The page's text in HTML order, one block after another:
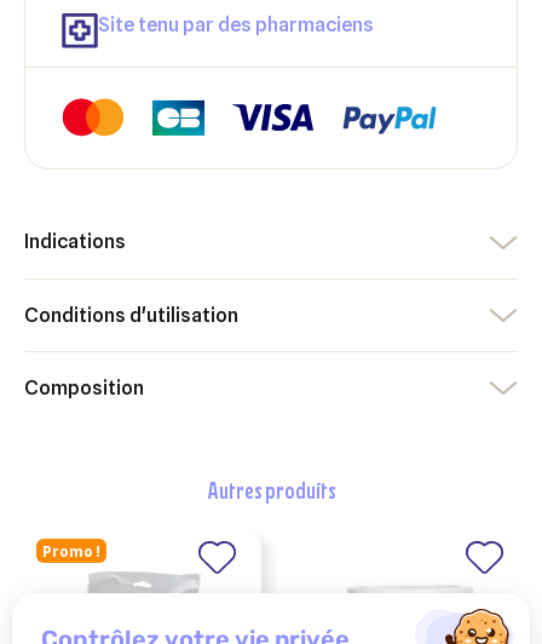
Site tenu par des pharmaciens
Indications
Conditions d'utilisation
Composition
autres produits
Promo !
Créer une nouvelle liste
Annuler Créer une liste d'envies
liste d'envies.
Annuler Connexion